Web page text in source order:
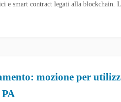
e smart contract legati alla blockchain.
mozione per